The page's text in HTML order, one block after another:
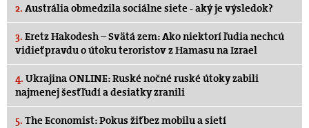
2. Austrália obmedzila sociálne siete - aký je výsledok?
3. Eretz Hakodesh – Svätá zem: Ako niektorí ľudia nechcú
vidieť pravdu o útoku teroristov z Hamasu na Izrael
4. Ukrajina ONLINE: Ruské nočné ruské útoky zabili
najmenej šesť ľudí a desiatky zranili
5. The Economist: Pokus žiť bez mobilu a sietí